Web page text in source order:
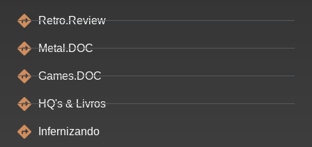
Retro.Review
Metal.DOC
Games.DOC
HQ's & Livros
Infernizando